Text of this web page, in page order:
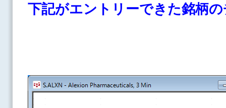
下記がエントリーできた銘柄